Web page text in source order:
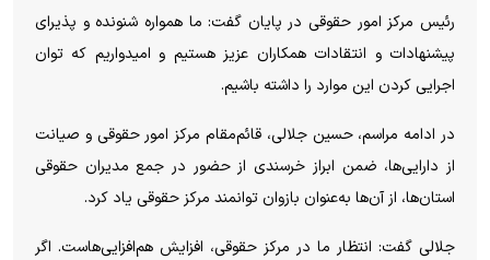
رئیس مرکز امور حقوقی در پایان گفت: ما همواره شنونده و پذیرای
پیشنهادات و انتقادات همکاران عزیز هستیم و امیدواریم که توان
اجرایی کردن این موارد را داشته باشیم.
در ادامه مراسم، حسین جلالی، قائم‌مقام مرکز امور حقوقی و صیانت
از دارایی‌ها، ضمن ابراز خرسندی از حضور در جمع مدیران حقوقی
استان‌ها، از آن‌ها به‌عنوان بازوان توانمند مرکز حقوقی یاد کرد.
جلالی گفت: انتظار ما در مرکز حقوقی، افزایش هم‌افزایی‌هاست. اگر